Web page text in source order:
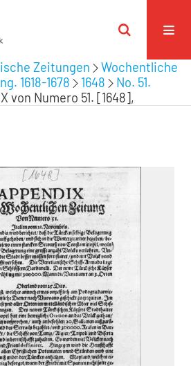
Zeitungen
Wochentliche
1618-1678
1648
No. 51.
von Numero 51. [1648],